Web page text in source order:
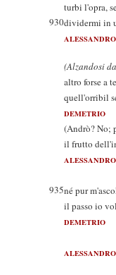
turbi l'opra,
930dividermi in
ALESSANDRO
(Alzandosi
altro forse a
quell'orribil
DEMETRIO
(Andrò? No;
il frutto
ALESSANDRO
Ah
935né pur
il passo io
DEMETRIO
ALESSANDRO